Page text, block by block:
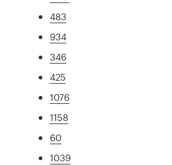
483
934
346
425
1076
1158
60
1039